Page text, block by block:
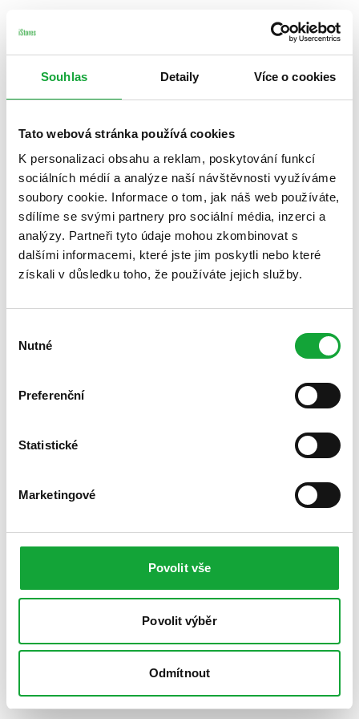
Souhlas Detaily Více o cookies
Tato webová stránka používá cookies
K personalizaci obsahu a reklam, poskytování funkcí
sociálních médií a analýze naší návštěvnosti využíváme
soubory cookie. Informace o tom, jak náš web používáte,
sdílíme se svými partnery pro sociální média, inzerci a
analýzy. Partneři tyto údaje mohou zkombinovat s
dalšími informacemi, které jste jim poskytli nebo které
získali v důsledku toho, že používáte jejich služby.
souhlasu
Nutné
Preferenční
Statistické
Marketingové
Povolit vše
Povolit výběr
Odmítnout